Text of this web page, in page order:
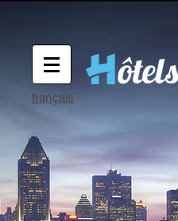
français